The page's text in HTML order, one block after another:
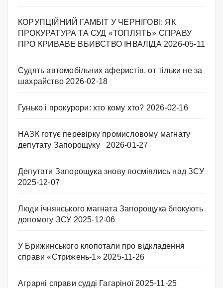
КОРУПЦІЙНИЙ ГАМБІТ У ЧЕРНІГОВІ: ЯК
ПРОКУРАТУРА ТА СУД «ТОПЛЯТЬ» СПРАВУ
ПРО КРИВАВЕ ВБИВСТВО ІНВАЛІДА 2026-05-11
Судять автомобільних аферистів, от тільки не за
шахрайство 2026-02-18
Гунько і прокурори: хто кому хто? 2026-02-16
НАЗК готує перевірку промисловому магнату
депутату Запорощуку
2026-01-27
Депутати Запорощука знову посміялись над ЗСУ
2025-12-07
Люди ічнянського магната Запорощука блокують
допомогу ЗСУ 2025-12-06
У Брижинського клопотали про відкладення
справи «Стрижень-1» 2025-11-26
Аграрні справи судді Гагаріної 2025-11-25